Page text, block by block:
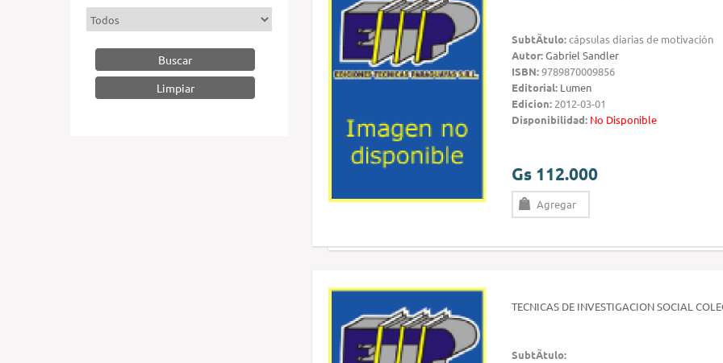
Buscar
SubtÃ­tulo:cápsulas diarias de motivación
Autor:Gabriel Sandler
ISBN:9789870009856
Editorial: Lumen
Edicion: 2012-03-01
Disponibilidad: No Disponible
Gs 112.000
Agregar
TECNICAS DE INVESTIGACION SOCIAL
SubtÃ­tulo: